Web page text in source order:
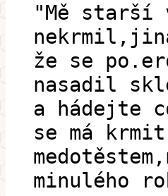
"Mě starší
že se
nasadil
a hádejte
se má krmit
minulého